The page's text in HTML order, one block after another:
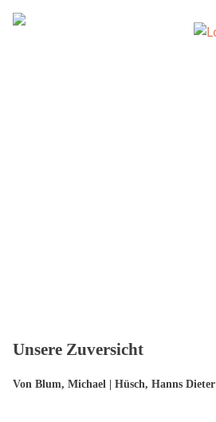
Unsere Zuversicht
Von Blum, Michael | Hüsch, Hanns Dieter